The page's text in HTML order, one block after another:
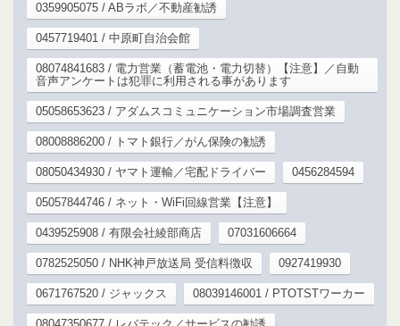
0359905075 / ABラボ／不動産勧誘
0457719401 / 中原町自治会館
08074841683 / 電力営業（蓄電池・電力切替）【注意】／自動
音声アンケートは犯罪に利用される事があります
05058653623 / アダムスコミュニケーション市場調査営業
08008886200 / トマト銀行／がん保険の勧誘
08050434930 / ヤマト運輸／宅配ドライバー 0456284594
05057844746 / ネット・WiFi回線営業【注意】
0439525908 / 有限会社綾部商店 07031606664
0782525050 / NHK神戸放送局 受信料徴収 0927419930
0671767520 / ジャックス 08039146001 / PTOTSTワーカー